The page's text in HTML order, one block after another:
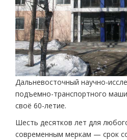
Дальневосточный научно-
подъемно-транспортного
своё 60-летие.
Шесть десятков лет для
современным меркам — срок